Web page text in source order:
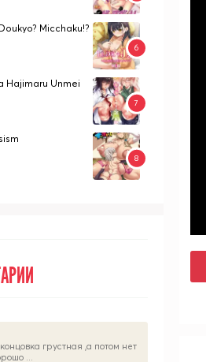
Micchaku!?
Hajimaru Unmei
грустная ,а потом нет
...